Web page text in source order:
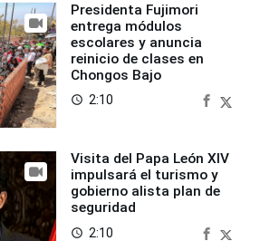
Presidenta Fujimori
entrega módulos
escolares y anuncia
reinicio de clases en
Chongos Bajo
access_time 2:10
Visita del Papa León XIV
impulsará el turismo y
gobierno alista plan de
seguridad
access_time 2:10